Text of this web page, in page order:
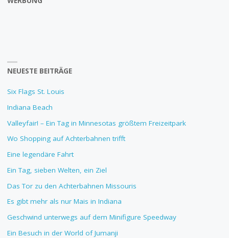
NEUESTE BEITRÄGE
Six Flags St. Louis
Indiana Beach
Valleyfair! – Ein Tag in Minnesotas größtem Freizeitpark
Wo Shopping auf Achterbahnen trifft
Eine legendäre Fahrt
Ein Tag, sieben Welten, ein Ziel
Das Tor zu den Achterbahnen Missouris
Es gibt mehr als nur Mais in Indiana
Geschwind unterwegs auf dem Minifigure Speedway
Ein Besuch in der World of Jumanji